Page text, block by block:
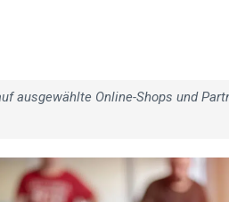
ausgewählte Online-Shops und